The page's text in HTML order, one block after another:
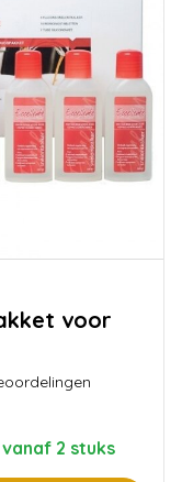
voor
2 stuks